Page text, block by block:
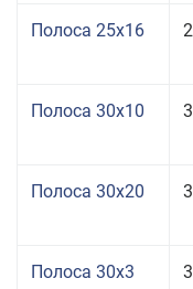
Полоса 25x16
Полоса 30x10
Полоса 30x20
Полоса 30x3